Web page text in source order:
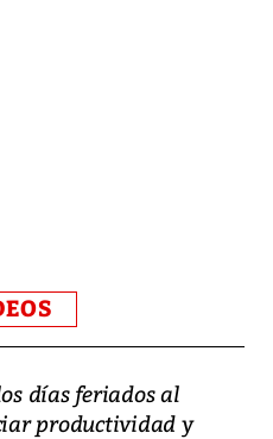
días feriados al
productividad y